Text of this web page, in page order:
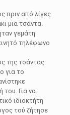
πριν από λίγες
μια τσάντα.
γεμάτη
τηλέφωνο
της τσάντας
για το
του. Για να
ιδιοκτήτη
τού ζήτησε